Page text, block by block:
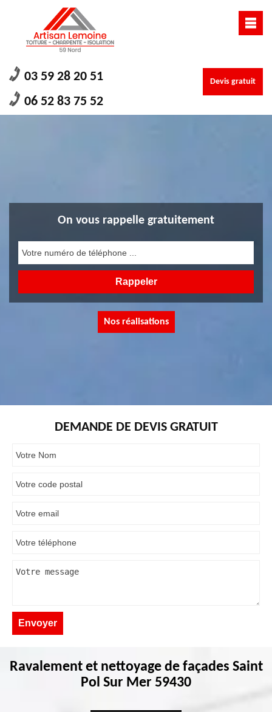
03 59 28 20 51
06 52 83 75 52
Devis gratuit
On vous rappelle gratuitement
Nos réalisations
DEMANDE DE DEVIS GRATUIT
Ravalement et nettoyage de façades Saint
Pol Sur Mer 59430